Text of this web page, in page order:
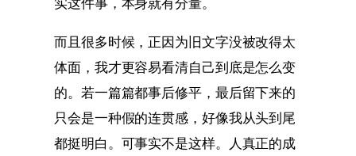
而且很多时候，正因为旧文字没被改得太
体面，我才更容易看清自己到底是怎么变
的。若一篇篇都事后修平，最后留下来的
只会是一种假的连贯感，好像我从头到尾
都挺明白。可事实不是这样。人真正的成